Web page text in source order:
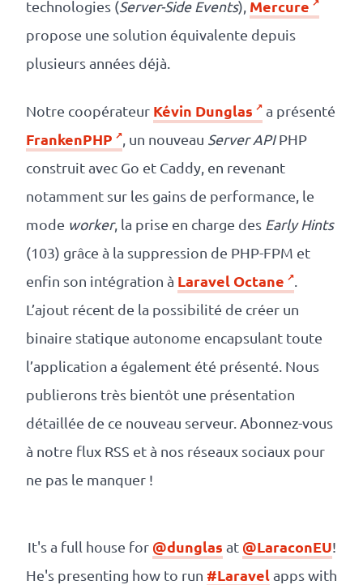
technologies (Server-Side Events), Mercure
propose une solution équivalente depuis
plusieurs années déjà.
Notre coopérateur Kévin Dunglas a présenté
FrankenPHP , un nouveau Server APIPHP
construit avec Go et Caddy, en revenant
notamment sur les gains de performance, le
mode worker, la prise en charge des Early Hints
(103) grâce à la suppression de PHP-FPM et
enfin son intégration à Laravel Octane
L’ajout récent de la possibilité de créer un
binaire statique autonome encapsulant toute
l’application a également été présenté. Nous
publierons très bientôt une présentation
détaillée de ce nouveau serveur. Abonnez-vous
à notre flux RSS et à nos réseaux sociaux pour
ne pas le manquer !
It's a full house for @dunglas at @LaraconEU!
He's presenting how to run #Laravelapps with